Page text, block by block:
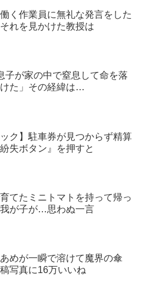
く作業員に無礼な発言をした
れを見かけた教授は
子が家の中で窒息して命を落
た」その経緯は…
ック】駐車券が見つからず精算
失ボタン』を押すと
てたミニトマトを持って帰っ
が子が…思わぬ一言
あめが一瞬で溶けて魔界の傘
写真に16万いいね